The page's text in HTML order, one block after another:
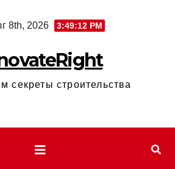
8th, 2026 3:49:13 PM
секреты строительства